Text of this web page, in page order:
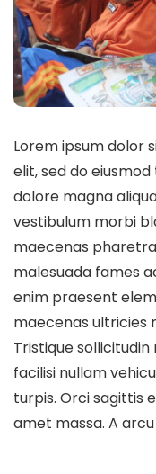
Lorem ipsum dolor
elit, sed do
dolore magna
vestibulum morbi
maecenas
malesuada fames
enim praesent
maecenas ultricies
Tristique
facilisi nullam
turpis. Orci sagittis
amet massa. A